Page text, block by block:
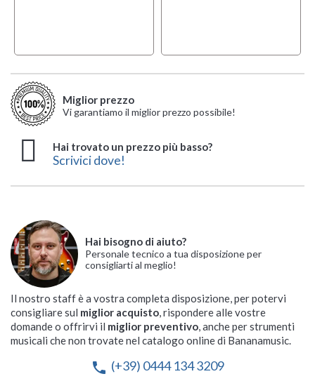
Miglior prezzo
Vi garantiamo il miglior prezzo possibile!
Hai trovato un prezzo più basso?
Scrivici dove!
Hai bisogno di aiuto?
Personale tecnico a tua disposizione per
consigliarti al meglio!
Il nostro staff è a vostra completa disposizione, per potervi
consigliare sul miglior acquisto, rispondere alle vostre
domande o offrirvi il miglior preventivo, anche per strumenti
musicali che non trovate nel catalogo online di Bananamusic.
phone (+39) 0444 134 3209